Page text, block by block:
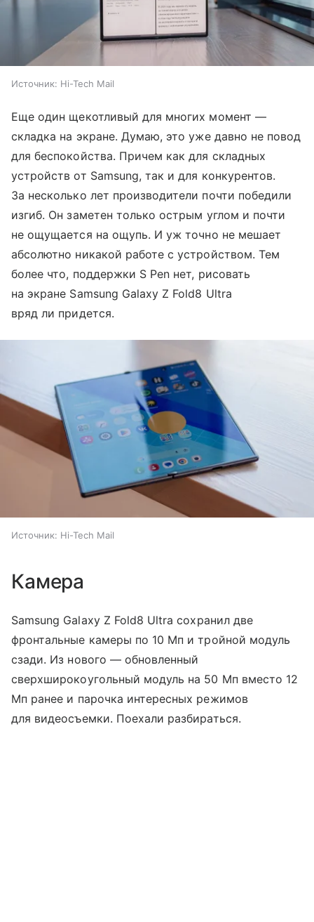
Источник: Hi-Tech Mail
Еще один щекотливый для многих момент —
складка на экране. Думаю, это уже давно не повод
для беспокойства. Причем как для складных
устройств от Samsung, так и для конкурентов.
За несколько лет производители почти победили
изгиб. Он заметен только острым углом и почти
не ощущается на ощупь. И уж точно не мешает
абсолютно никакой работе с устройством. Тем
более что, поддержки S Pen нет, рисовать
на экране Samsung Galaxy Z Fold8 Ultra
вряд ли придется.
Источник: Hi-Tech Mail
Камера
Samsung Galaxy Z Fold8 Ultra сохранил две
фронтальные камеры по 10 Мп и тройной модуль
сзади. Из нового — обновленный
сверхширокоугольный модуль на 50 Мп вместо 12
Мп ранее и парочка интересных режимов
для видеосъемки. Поехали разбираться.